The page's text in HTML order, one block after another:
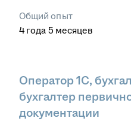
Общий опыт
4 года 5 месяцев
Оператор 1С,
бухгалтер
документации